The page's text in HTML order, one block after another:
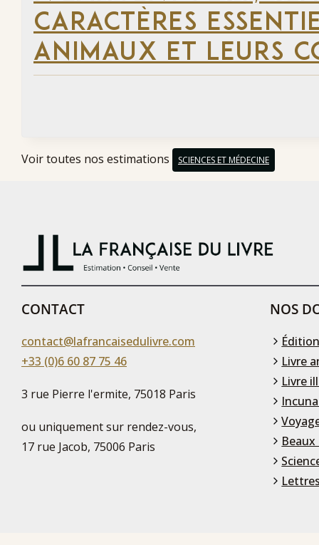
CARACTÈRES
ANIMAUX ET LEURS
Voir toutes nos estimations SCIENCES ET MÉDECINE
CONTACT
contact@lafrancaisedulivre.com
+33 (0)6 60 87 75 46
3 rue Pierre l'ermite, 75018 Paris
ou uniquement sur rendez-vous,
17 rue Jacob, 75006 Paris
NOS
Livre
Livre